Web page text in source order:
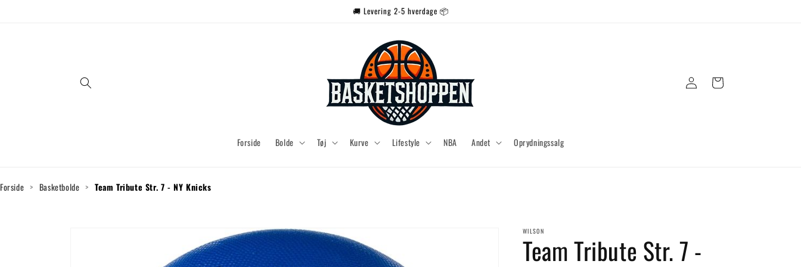
🚚 Levering 2-5 hverdage 📦
Forside Bolde Tøj Kurve Lifestyle NBA Andet Oprydningssalg
Log
ind
Indkøbskurv
Forside > Basketbolde > Team Tribute Str. 7 - NY Knicks
WILSON
Team Tribute Str. 7 -